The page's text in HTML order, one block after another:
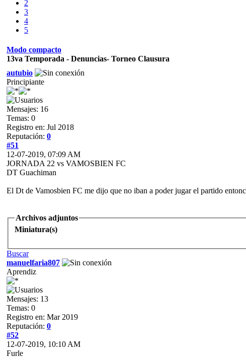
2
3
4
5
Modo compacto
13va Temporada - Denuncias- Torneo Clausura
autubio
Principiante
Mensajes: 16
Temas: 0
Registro en: Jul 2018
Reputación: 0
#51
12-07-2019, 07:09 AM
JORNADA 22 vs VAMOSBIEN FC
DT Guachiman
El Dt de Vamosbien FC me dijo que no iban a poder jugar el partido
Archivos adjuntos
Miniatura(s)
Buscar
manuelfaria807
Aprendiz
Mensajes: 13
Temas: 0
Registro en: Mar 2019
Reputación: 0
#52
12-07-2019, 10:10 AM
Furle